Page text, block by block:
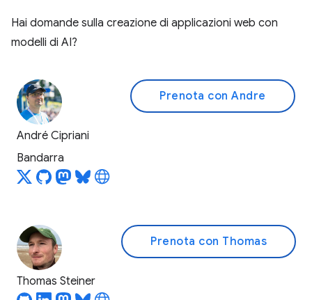
Hai domande sulla creazione di applicazioni web con
modelli di AI?
André Cipriani
Bandarra
Prenota con Andre
Thomas Steiner
Prenota con Thomas